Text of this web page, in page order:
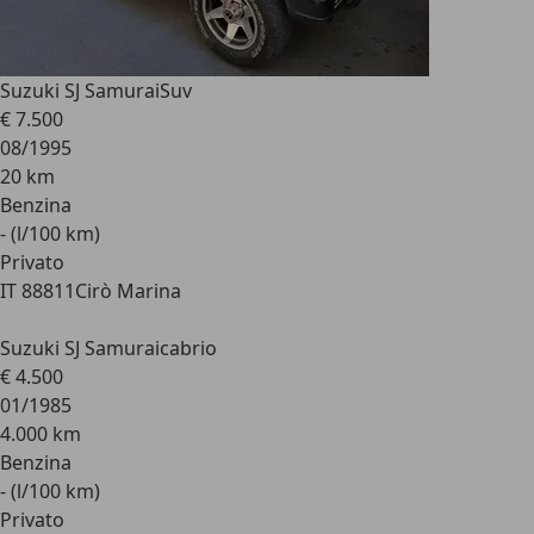
Suzuki SJ SamuraiSuv
€ 7.500
08/1995
20 km
Benzina
- (l/100 km)
Privato
IT 88811Cirò Marina
Suzuki SJ Samuraicabrio
€ 4.500
01/1985
4.000 km
Benzina
- (l/100 km)
Privato